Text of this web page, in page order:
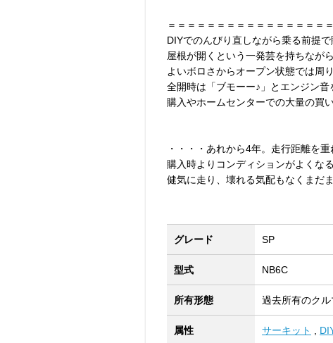
＝＝＝＝＝＝＝＝＝＝＝＝＝＝＝＝
DIYでのんびり直しながら乗る前提で
屋根が開くという一発芸を持ちなが
よいボロさからオープン状態では周
全開時は「ブモーー♪」とエンジン
購入やホームセンターでの大量の買
・・・・あれから4年。走行距離を
購入時よりコンディションがよくな
健気に走り、壊れる気配もなくまだま
グレード SP
型式 NB6C
所有形態 過去所有のクル
属性 サーキット